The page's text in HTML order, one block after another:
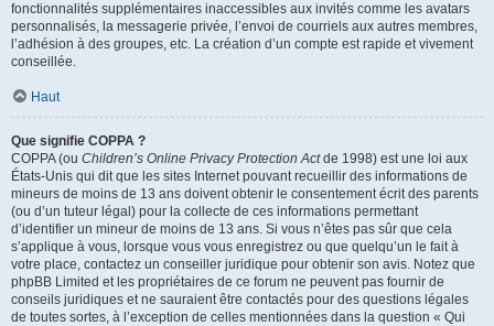
fonctionnalités supplémentaires inaccessibles aux invités comme les avatars
personnalisés, la messagerie privée, l’envoi de courriels aux autres membres,
l’adhésion à des groupes, etc. La création d’un compte est rapide et vivement
conseillée.
Haut
Que signifie COPPA ?
COPPA (ou Children’s Online Privacy Protection Actde 1998) est une loi aux
États-Unis qui dit que les sites Internet pouvant recueillir des informations de
mineurs de moins de 13 ans doivent obtenir le consentement écrit des parents
(ou d’un tuteur légal) pour la collecte de ces informations permettant
d’identifier un mineur de moins de 13 ans. Si vous n’êtes pas sûr que cela
s’applique à vous, lorsque vous vous enregistrez ou que quelqu’un le fait à
votre place, contactez un conseiller juridique pour obtenir son avis. Notez que
phpBB Limited et les propriétaires de ce forum ne peuvent pas fournir de
conseils juridiques et ne sauraient être contactés pour des questions légales
de toutes sortes, à l’exception de celles mentionnées dans la question « Qui